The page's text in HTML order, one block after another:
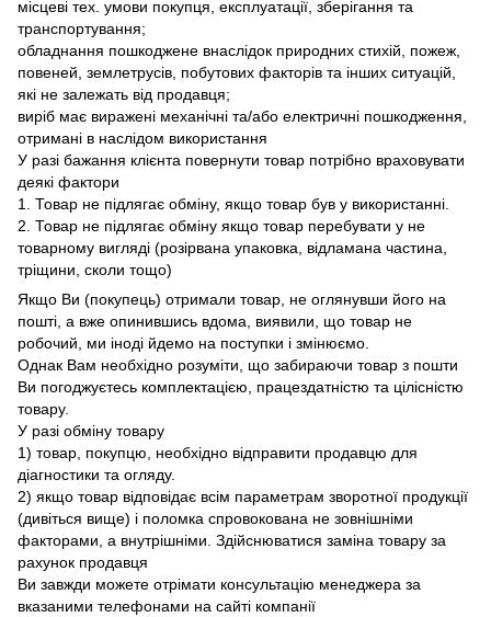
місцеві тех. умови покупця, експлуатації, зберігання та
транспортування;
обладнання пошкоджене внаслідок природних стихій, пожеж,
повеней, землетрусів, побутових факторів та інших ситуацій,
які не залежать від продавця;
виріб має виражені механічні та/або електричні пошкодження,
отримані в наслідом використання
У разі бажання клієнта повернути товар потрібно враховувати
деякі фактори
1. Товар не підлягає обміну, якщо товар був у використанні.
2. Товар не підлягає обміну якщо товар перебувати у не
товарному вигляді (розірвана упаковка, відламана частина,
тріщини, сколи тощо)
Якщо Ви (покупець) отримали товар, не оглянувши його на
пошті, а вже опинившись вдома, виявили, що товар не
робочий, ми іноді йдемо на поступки і змінюємо.
Однак Вам необхідно розуміти, що забираючи товар з пошти
Ви погоджуєтесь комплектацією, працездатністю та цілісністю
товару.
У разі обміну товару
1) товар, покупцю, необхідно відправити продавцю для
діагностики та огляду.
2) якщо товар відповідає всім параметрам зворотної продукції
(дивіться вище) і поломка спровокована не зовнішніми
факторами, а внутрішніми. Здійснюватися заміна товару за
рахунок продавця
Ви завжди можете отрімати консультацію менеджера за
вказаними телефонами на сайті компанії